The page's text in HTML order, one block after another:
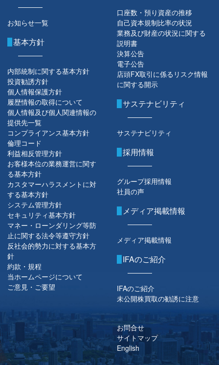
お知らせ一覧
口座数・預り資産の推移
自己資本規制比率の状況
業務及び財産の状況に関する
説明書
決算公告
電子公告
店頭FX取引に係るリスク情報
に関する開示
基本方針
内部統制に関する基本方針
投資勧誘方針
個人情報保護方針
履歴情報の取得について
個人情報及び個人関連情報の
提供先一覧
コンプライアンス基本方針
倫理コード
利益相反管理方針
お客様本位の業務運営に関す
る基本方針
カスタマーハラスメントに対
する基本方針
システム管理方針
セキュリティ基本方針
マネー・ローンダリング等防
止に関する法令等遵守方針
反社会的勢力に対する基本方
針
約款・規程
当ホームページについて
ご意見・ご要望
サステナビリティ
サステナビリティ
採用情報
グループ採用情報
社員の声
メディア掲載情報
メディア掲載情報
IFAのご紹介
IFAのご紹介
未公開株買取の勧誘に注意
お問合せ
サイトマップ
English